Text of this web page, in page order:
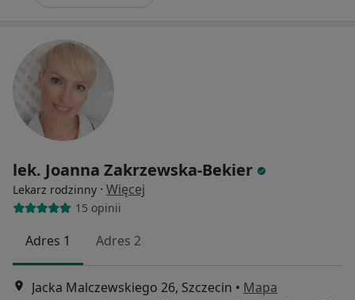
lek. Joanna Zakrzewska-Bekier
Lekarz rodzinny · Więcej
15 opinii
Adres 1 Adres 2
Jacka Malczewskiego 26, Szczecin • Mapa